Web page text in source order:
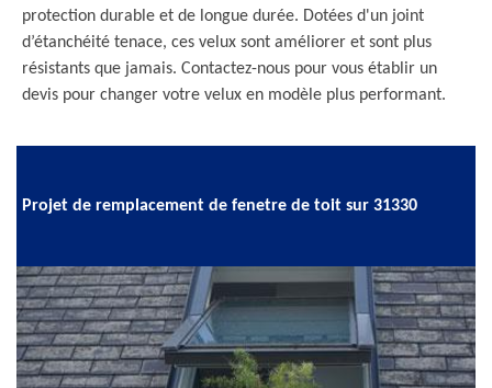
protection durable et de longue durée. Dotées d'un joint
d’étanchéité tenace, ces velux sont améliorer et sont plus
résistants que jamais. Contactez-nous pour vous établir un
devis pour changer votre velux en modèle plus performant.
Projet de remplacement de fenetre de toit sur 31330